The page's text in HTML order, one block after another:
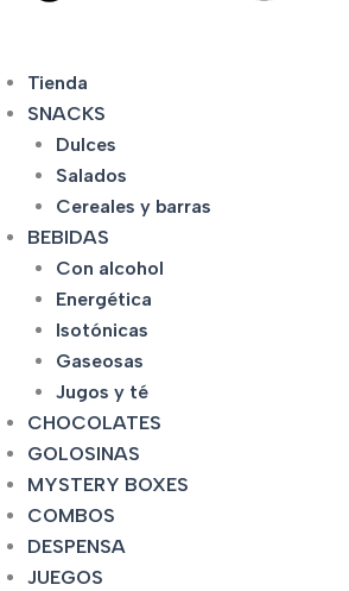
Tienda
SNACKS
Dulces
Salados
Cereales y barras
BEBIDAS
Con alcohol
Energética
Isotónicas
Gaseosas
Jugos y té
CHOCOLATES
GOLOSINAS
MYSTERY BOXES
COMBOS
DESPENSA
JUEGOS